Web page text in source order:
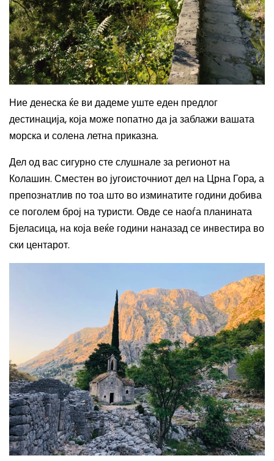
Ние денеска ќе ви дадеме уште еден предлог
дестинација, која може попатно да ја заблажи вашата
морска и солена летна приказна.
Дел од вас сигурносте слушнале за регионот на
Колашин. Сместен во југоисточниот дел на Црна Гора,а
препознатлив по тоа што во изминатите години добива
се поголем број на туристи. Овде се наоѓа планината
Бјеласица, на која веќе години наназад се инвестира во
ски центарот.